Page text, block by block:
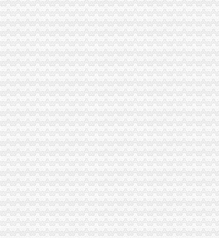
经检总队以人为本科学执法正确行使自由裁量权
市0元注册公司局拟采取六项管理措施助推重庆统筹城乡综合配套改革试验区建
城口局1元注册公司在2007－2008年度县属单位政风行风评议工作中排名第一
高新局率先启用“银联POS”一元注册公司流程现场缴款系统
丰都县委书记高必金对丰都局一元注册公司上报调研文章作出批示
武隆局1元注册公司深入学习实践科学发展观活动收到五大效果
梁平局突出三大工程努力实现“三高”重庆免费注册公司目标
大足局建立食品市免费注册公司场巡查长效机制
巫溪局上磺所严把“三关”一元注册公司流程加高危行业监管
工商动态
沙坪坝局抓住“五个关键”0元注册公司流程推动重点工作全面开展
铜梁局开展“红盾保春耕”0元注册公司行动有实效
万盛局五项措施加“五一”一元注册公司流程旅游市场管理见成效
渝中局重庆0元注册公司突出提高案件质量创新执法质量考核
丰都局0元注册公司流程龙河所四举措全面清理整非煤矿山
北碚局重庆一元注册公司三措并举深入开展大讨论
经开区局重庆0元注册公司开展户外广告专项清理取得成效
北碚局重庆0元注册公司启动商标发展战略为宣周造势
江津局“两手抓”一元注册公司流程积构建食品安全监管长效机制
石柱局四项措施有效遏制县城农贸市0元注册公司场牛肉注水行为
永川局一元注册公司流程创新建立商标战略服务制度成效显著
大足局免费注册公司石马工商所三项措施清理整顿户外广告
彭水工商局一元注册公司与公安联手整辖区旅馆业